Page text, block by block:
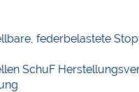
federbelastete
SchuF